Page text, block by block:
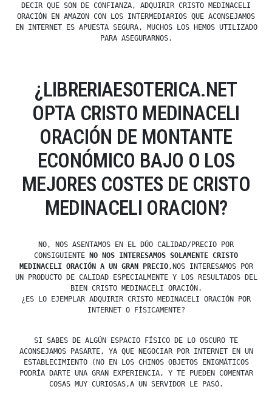
DECIR QUE SON DE CONFIANZA, ADQUIRIR CRISTO MEDINACELI
ORACIÓN EN AMAZON CON LOS INTERMEDIARIOS QUE ACONSEJAMOS
EN INTERNET ES APUESTA SEGURA, MUCHOS LOS HEMOS UTILIZADO
PARA ASEGURARNOS.
¿LIBRERIAESOTERICA.NET
OPTA CRISTO MEDINACELI
ORACIÓN DE MONTANTE
ECONÓMICO BAJO O LOS
MEJORES COSTES DE CRISTO
MEDINACELI ORACION?
NO, NOS ASENTAMOS EN EL DÚO CALIDAD/PRECIO POR
CONSIGUIENTE
NO NOS INTERESAMOS SOLAMENTE CRISTO
MEDINACELI ORACIÓN A UN GRAN PRECIO,NOS INTERESAMOS POR
UN PRODUCTO DE CALIDAD ESPECIALMENTE Y LOS RESULTADOS DEL
BIEN CRISTO MEDINACELI ORACIÓN.
¿ES LO EJEMPLAR ADQUIRIR CRISTO MEDINACELI ORACIÓN POR
INTERNET O FÍSICAMENTE?
SI SABES DE ALGÚN ESPACIO FÍSICO DE LO OSCURO TE
ACONSEJAMOS PASARTE, YA QUE NEGOCIAR POR INTERNET EN UN
ESTABLECIMIENTO (NO EN LOS CHINOS OBJETOS ENIGMÁTICOS
PODRÍA DARTE UNA GRAN EXPERIENCIA, Y TE PUEDEN COMENTAR
COSAS MUY CURIOSAS,A UN SERVIDOR LE PASÓ.